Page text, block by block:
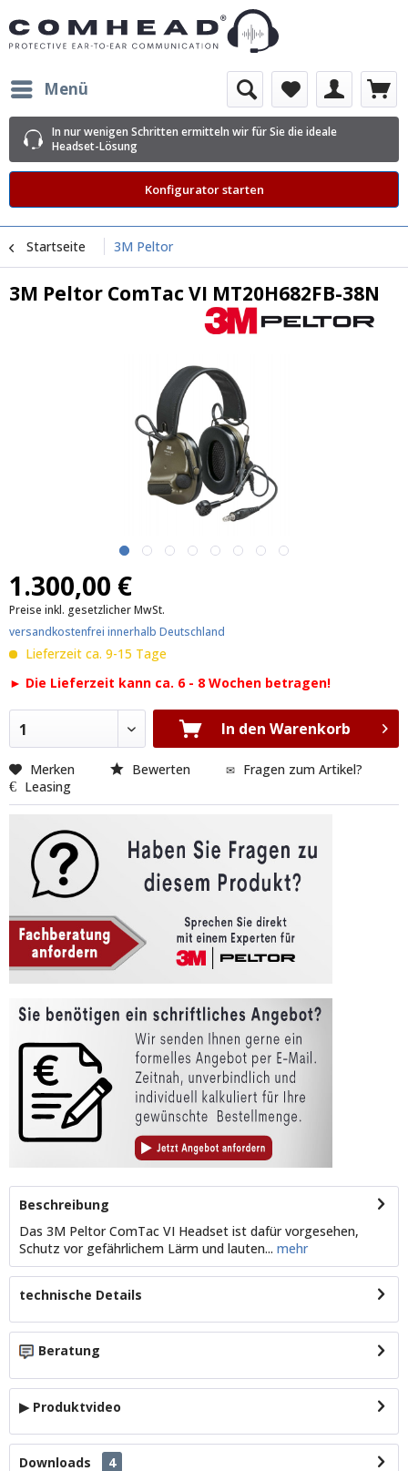
Menü
In nur wenigen Schritten ermitteln wir für Sie die ideale
Headset-Lösung
Konfigurator starten
Startseite 3M Peltor
3M Peltor ComTac VI MT20H682FB-38N
1.300,00 €
Preise inkl. gesetzlicher MwSt.
versandkostenfrei innerhalb Deutschland
Lieferzeit ca. 9-15 Tage
► Die Lieferzeit kann ca. 6 - 8 Wochen betragen!
1 In den Warenkorb
Merken Bewerten
Fragen zum Artikel?
Leasing
Beschreibung
Das 3M Peltor ComTac VI Headset ist dafür vorgesehen,
Schutz vor gefährlichem Lärm und lauten... mehr
technische Details
Beratung
▶ Produktvideo
Downloads 4